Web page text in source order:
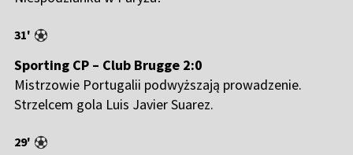
31'
Sporting CP – Club Brugge 2:0
Mistrzowie Portugalii podwyższają prowadzenie.
Strzelcem gola Luis Javier Suarez.
29'